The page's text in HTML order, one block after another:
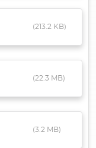
(213.2 KB)
(22.3 MB)
(3.2 MB)